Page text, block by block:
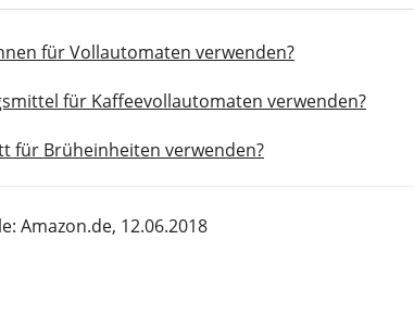
für Vollautomaten verwenden?
für Kaffeevollautomaten verwenden?
für Brüheinheiten verwenden?
Amazon.de, 12.06.2018